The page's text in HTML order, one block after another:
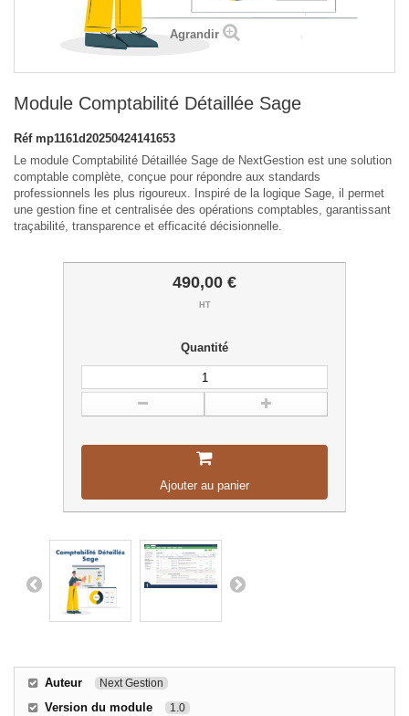
Agrandir
Module Comptabilité Détaillée Sage
Réf mp1161d20250424141653
Le module Comptabilité Détaillée Sage de NextGestion est une solution
comptable complète, conçue pour répondre aux standards
professionnels les plus rigoureux. Inspiré de la logique Sage, il permet
une gestion fine et centralisée des opérations comptables, garantissant
traçabilité, transparence et efficacité décisionnelle.
490,00 €
HT
Quantité
Ajouter au panier
Auteur Next Gestion
Version du module 1.0